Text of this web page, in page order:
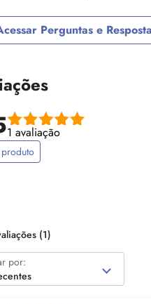
Perguntas e
1 avaliação
(1)
por: